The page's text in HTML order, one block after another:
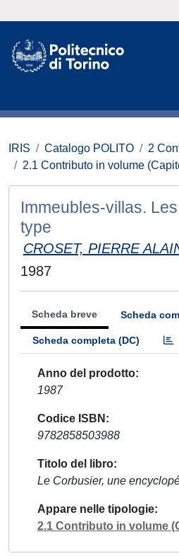
IRIS Catalogo POLITO
2
2.1 Contributo in volume
Immeubles-villas.
type
CROSET, PIERRE
1987
Scheda breve Scheda
Scheda completa (DC)
Anno del prodotto
1987
Codice ISBN
9782858503988
Titolo del libro
Le Corbusier, une
Appare nelle tipologie
2.1 Contributo in volume